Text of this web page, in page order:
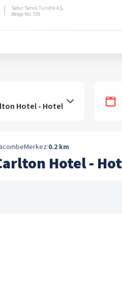
Setur Servis Turistik A.Ş.
Belge No: 728
Merkez:0.2 km
Hotel -